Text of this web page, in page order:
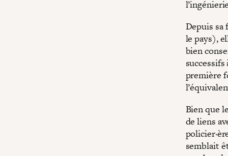
Depuis sa
le pays),
bien
première
Bien que
de liens
semblait